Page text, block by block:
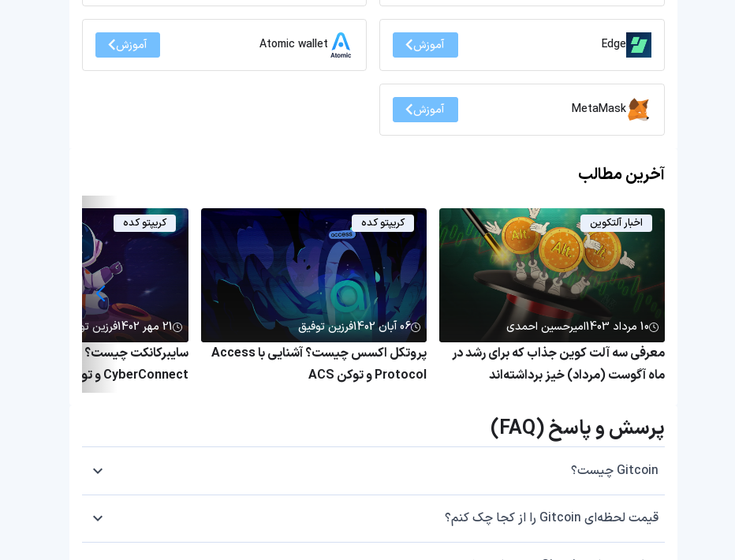
Edge آموزش Atomic wallet آموزش
MetaMask آموزش
آخرین مطالب
اخبار آلتکوین
10 مرداد 1403 امیرحسین احمدی
معرفی سه آلت‌ کوین جذاب که برای رشد در
ماه آگوست (مرداد) خیز برداشته‌اند
کریپتو کده
06 آبان 1402 فرزین توفیق
پروتکل اکسس چیست؟ آشنایی با Access
Protocol و توکن ACS
کریپتو کده
21 مهر 1402 فرزین توفیق
سایبرکانکت چیست؟ معرفی پروتکل
CyberConnect و توکن CYBER
پرسش و پاسخ (FAQ)
Gitcoin چیست؟
قیمت لحظه‌ای Gitcoin را از کجا چک کنم؟